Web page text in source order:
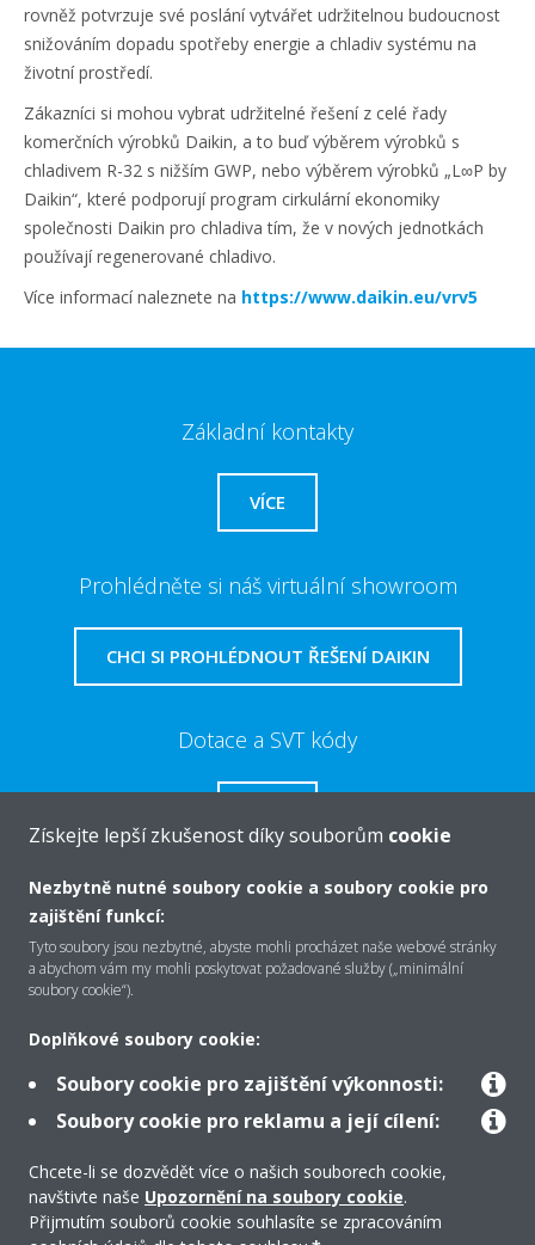
rovněž potvrzuje své poslání vytvářet udržitelnou budoucnost
snižováním dopadu spotřeby energie a chladiv systému na
životní prostředí.
Zákazníci si mohou vybrat udržitelné řešení z celé řady
komerčních výrobků Daikin, a to buď výběrem výrobků s
chladivem R-32 s nižším GWP, nebo výběrem výrobků „L∞P by
Daikin“, které podporují program cirkulární ekonomiky
společnosti Daikin pro chladiva tím, že v nových jednotkách
používají regenerované chladivo.
Více informací naleznete na https://www.daikin.eu/vrv5
Základní kontakty
VÍCE
Prohlédněte si náš virtuální showroom
CHCI SI PROHLÉDNOUT ŘEŠENÍ DAIKIN
Dotace a SVT kódy
O společnosti Daikin
Řešení
Podpora
Produkty
Získejte lepší zkušenost díky souborům cookie
Nezbytně nutné soubory cookie a soubory cookie pro
zajištění funkcí:
Tyto soubory jsou nezbytné, abyste mohli procházet naše webové stránky
a abychom vám my mohli poskytovat požadované služby („minimální
soubory cookie“).
Doplňkové soubory cookie:
Soubory cookie pro zajištění výkonnosti:
Soubory cookie pro reklamu a její cílení:
Chcete-li se dozvědět více o našich souborech cookie,
navštivte naše Upozornění na soubory cookie.
Přijmutím souborů cookie souhlasíte se zpracováním